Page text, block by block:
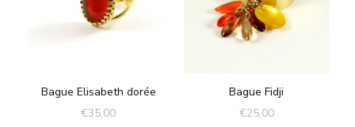
Bague Elisabeth dorée
€35,00
Bague Fidji
€25,00